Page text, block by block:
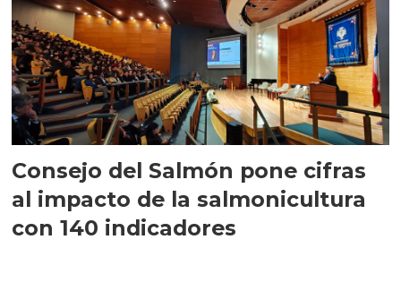
Consejo del Salmón pone cifras
al impacto de la salmonicultura
con 140 indicadores